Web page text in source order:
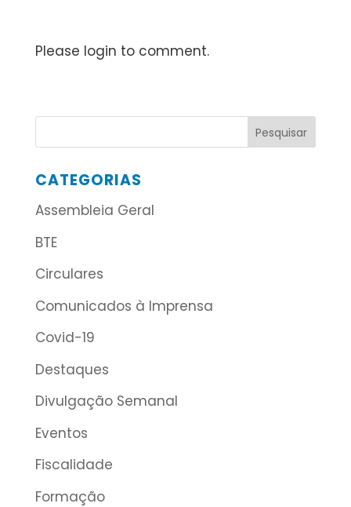
Please login to comment.
CATEGORIAS
Assembleia Geral
BTE
Circulares
Comunicados à Imprensa
Covid-19
Destaques
Divulgação Semanal
Eventos
Fiscalidade
Formação